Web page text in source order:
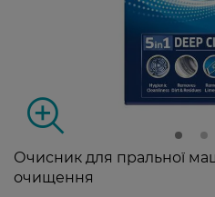
Очисник для пральної
очищення